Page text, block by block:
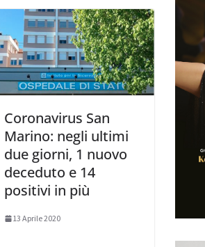
Coronavirus San
Marino: negli ultimi
due giorni, 1 nuovo
deceduto e 14
positivi in più
13 Aprile 2020